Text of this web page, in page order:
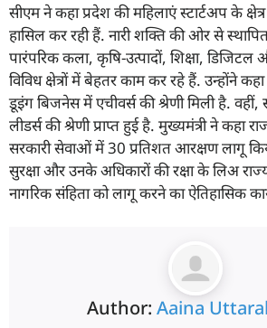
सीएम ने कहा प्रदेश की महिलाएं स्टार्टअप के
हासिल कर रही हैं. नारी शक्ति की ओर से
पारंपरिक कला, कृषि-उत्पादों, शिक्षा,
विविध क्षेत्रों में बेहतर काम कर रहे हैं. उन्होंने
डूइंग बिजनेस में एचीवर्स की श्रेणी मिली है. वहीं,
लीडर्स की श्रेणी प्राप्त हुई है. मुख्यमंत्री ने कहा
सरकारी सेवाओं में 30 प्रतिशत आरक्षण लागू
सुरक्षा और उनके अधिकारों की रक्षा के लिअ
नागरिक संहिता को लागू करने का ऐतिहासिक
Author: Aaina